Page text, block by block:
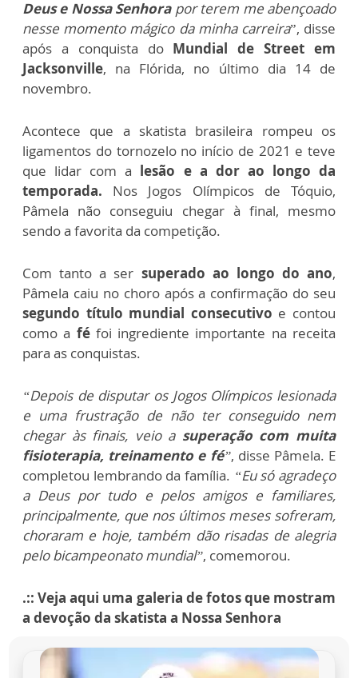
Deus e Nossa Senhorapor terem me abençoado
nesse momento mágico da minha carreira”, disse
após a conquista do Mundial de Street em
Jacksonville, na Flórida, no último dia 14 de
novembro.
Acontece que a skatista brasileira rompeu os
ligamentos do tornozelo no início de 2021 e teve
que lidar com a lesão e a dor ao longo da
temporada. Nos Jogos Olímpicos de Tóquio,
Pâmela não conseguiu chegar à final, mesmo
sendo a favorita da competição.
Com tanto a ser superado ao longo do ano,
Pâmela caiu no choro após a confirmação do seu
segundo título mundial consecutivo e contou
como a fé foi ingrediente importante na receita
para as conquistas.
“Depois de disputar os Jogos Olímpicos lesionada
e uma frustração de não ter conseguido nem
chegar às finais, veio a superação com muita
fisioterapia, treinamento e fé”, disse Pâmela. E
completou lembrando da família. “Eu só agradeço
a Deus por tudo e pelos amigos e familiares,
principalmente, que nos últimos meses sofreram,
choraram e hoje, também dão risadas de alegria
pelo bicampeonato mundial”, comemorou.
.:: Veja aqui uma galeria de fotos que mostram
a devoção da skatista a Nossa Senhora